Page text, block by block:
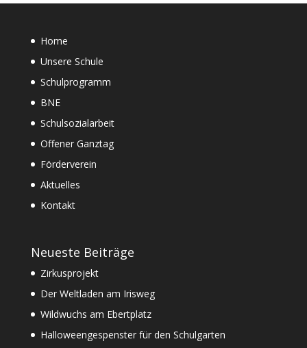
Home
Unsere Schule
Schulprogramm
BNE
Schulsozialarbeit
Offener Ganztag
Förderverein
Aktuelles
Kontakt
Neueste Beiträge
Zirkusprojekt
Der Weltladen am Irisweg
Wildwuchs am Ebertplatz
Halloweengespenster für den Schulgarten